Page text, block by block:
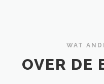
WAT
OVER DE